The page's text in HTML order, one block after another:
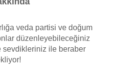
veda partisi ve doğum
düzenleyebileceğiniz
sevdikleriniz ile beraber